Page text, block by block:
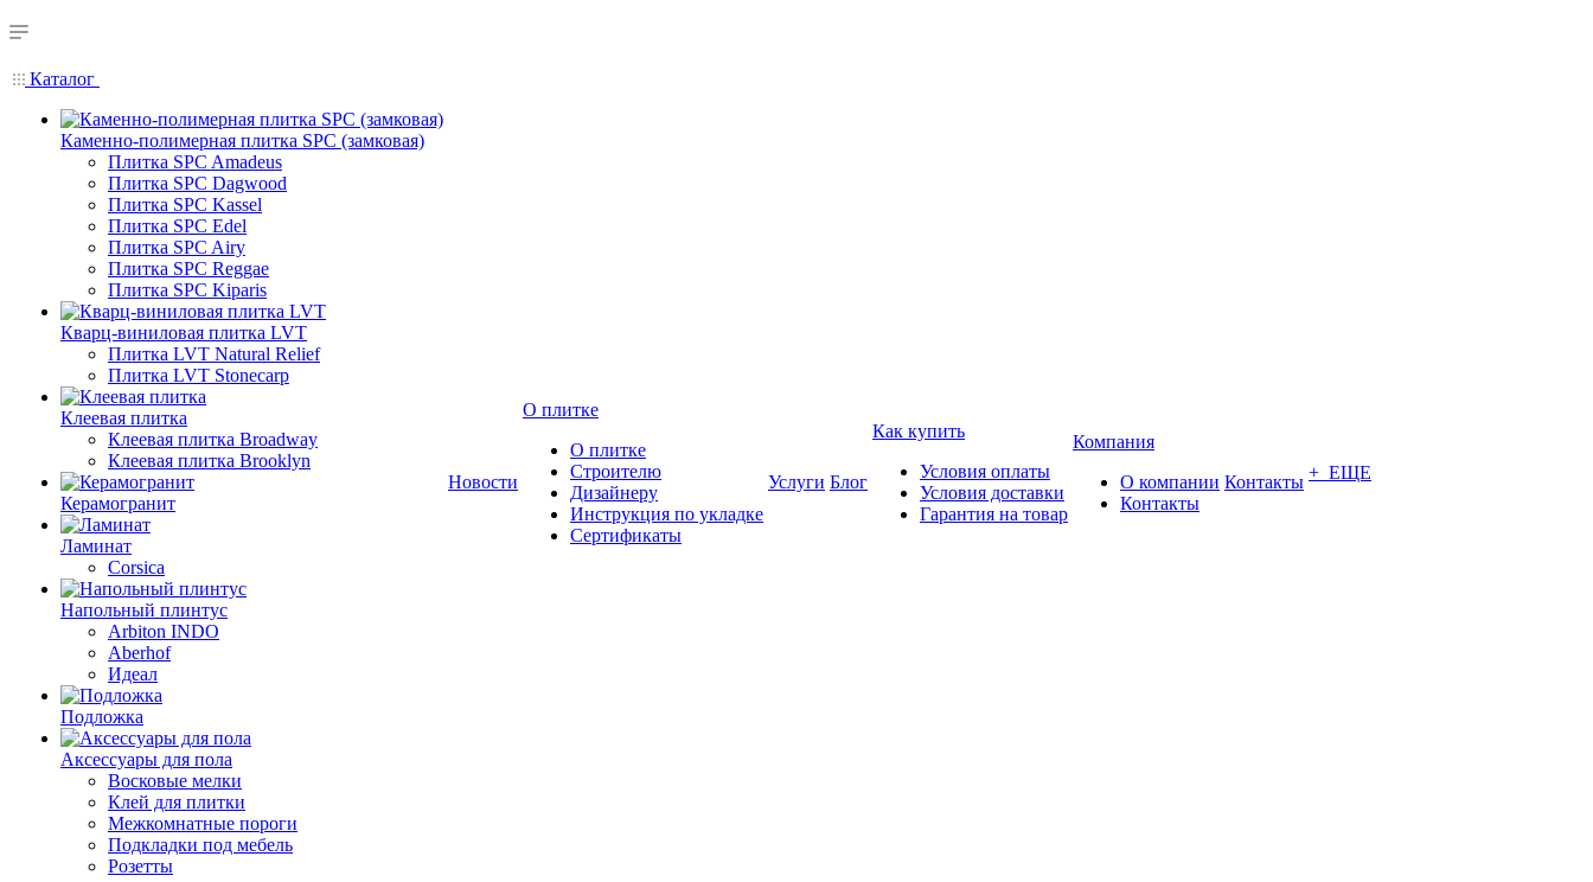
Каталог
Каменно-полимерная плитка SPC (замковая)
Плитка SPC Amadeus
Плитка SPC Dagwood
Плитка SPC Kassel
Плитка SPC Edel
Плитка SPC Airy
Плитка SPC Reggae
Плитка SPC Kiparis
Кварц-виниловая плитка LVT
Плитка LVT Natural Relief
Плитка LVT Stonecarp
Клеевая плитка
Клеевая плитка Broadway
Клеевая плитка Brooklyn
Керамогранит
Ламинат
Corsica
Напольный плинтус
Arbiton INDO
Aberhof
Идеал
Подложка
Аксессуары для пола
Восковые мелки
Клей для плитки
Межкомнатные пороги
Подкладки под мебель
Розетты
Новости
О плитке
О плитке
Строителю
Дизайнеру
Инструкция по укладке
Сертификаты
Услуги Блог
Как купить
Условия оплаты
Условия доставки
Гарантия на товар
Компания
О компании
Контакты
Контакты + ЕЩЕ